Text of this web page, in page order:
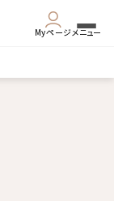
Myページメニュー